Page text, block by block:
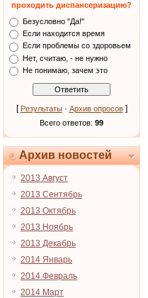
проходить диспансеризацию?
Безусловно "Да!"
Если находится время
Если проблемы со здоровьем
Нет, считаю, - не нужно
Не понимаю, зачем это
[ Результаты· Архив опросов]
Всего ответов: 99
Архив новостей
2013 Август
2013 Сентябрь
2013 Октябрь
2013 Ноябрь
2013 Декабрь
2014 Январь
2014 Февраль
2014 Март